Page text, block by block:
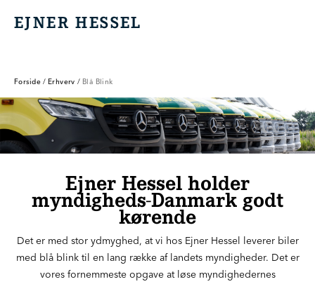
EJNER HESSEL
EJNER HESSEL
Forside / Erhverv / Blå Blink
Ejner Hessel holder
myndigheds-Danmark godt
kørende
Det er med stor ydmyghed, at vi hos Ejner Hessel leverer biler
med blå blink til en lang række af landets myndigheder. Det er
vores fornemmeste opgave at løse myndighedernes